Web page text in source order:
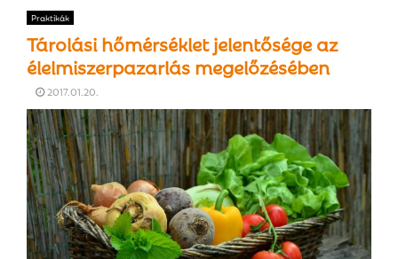
M
A
R
Y
M
Praktikák
Tárolási hőmérséklet jelentősége az
élelmiszerpazarlás megelőzésében
2017.01.20.